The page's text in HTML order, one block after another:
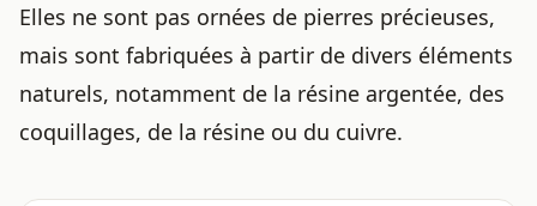
Elles ne sont pas ornées de pierres précieuses,
mais sont fabriquées à partir de divers éléments
naturels, notamment de la résine argentée, des
coquillages, de la résine ou du cuivre.